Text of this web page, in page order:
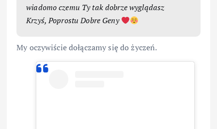
wiadomo czemu Ty tak dobrze wyglądasz
Krzyś, Poprostu Dobre Geny
My oczywiście dołączamy się do życzeń.